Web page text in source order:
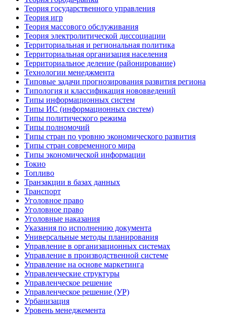
Теория государственного управления
Теория игр
Теория массового обслуживания
Теория электролитической диссоциации
Территориальная и региональная политика
Территориальная организация населения
Территориальное деление (районирование)
Технологии менеджмента
Типовые задачи прогнозирования развития региона
Типология и классификация нововведений
Типы информационных систем
Типы ИС (информационных систем)
Типы политического режима
Типы полномочий
Типы стран по уровню экономического развития
Типы стран современного мира
Типы экономической информации
Токио
Топливо
Транзакции в базах данных
Транспорт
Уголовное право
Уголовное право
Уголовные наказания
Указания по исполнению документа
Универсальные методы планирования
Управление в организационных системах
Управление в производственной системе
Управление на основе маркетинга
Управленческие структуры
Управленческое решение
Управленческое решение (УР)
Урбанизация
Уровень менеджемента